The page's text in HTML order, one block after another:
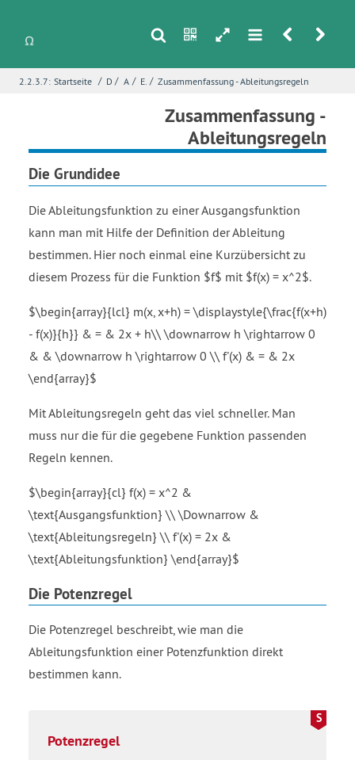
s n h m r u
2.2.3.7: Startseite / Differentialrechnung
/ Ableitung von Funktionen
/ Elementare Ableitungsregeln/ Zusammenfassung - Ableitungsregeln
Zusammenfassung -
Ableitungsregeln
Die Grundidee
Die Ableitungsfunktion zu einer Ausgangsfunktion
kann man mit Hilfe der Definition der Ableitung
bestimmen. Hier noch einmal eine Kurzübersicht zu
diesem Prozess für die Funktion $f$ mit $f(x) = x^2$.
$\begin{array}{lcl} m(x, x+h) = \displaystyle{\frac{f(x+h)
- f(x)}{h}} & = & 2x + h\\ \downarrow h \rightarrow 0
& & \downarrow h \rightarrow 0 \\ f'(x) & = & 2x
\end{array}$
Mit Ableitungsregeln geht das viel schneller. Man
muss nur die für die gegebene Funktion passenden
Regeln kennen.
$\begin{array}{cl} f(x) = x^2 &
\text{Ausgangsfunktion} \\ \Downarrow &
\text{Ableitungsregeln} \\ f'(x) = 2x &
\text{Ableitungsfunktion} \end{array}$
Die Potenzregel
Die Potenzregel beschreibt, wie man die
Ableitungsfunktion einer Potenzfunktion direkt
bestimmen kann.
Potenzregel
E-Mail*
Seite*